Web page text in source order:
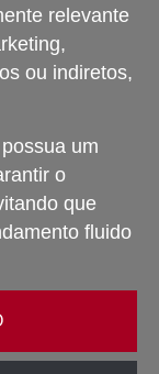
relevante
ou indiretos,
um
o
que
fluido